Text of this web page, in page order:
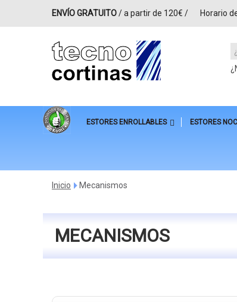
ENVÍO GRATUITO/ a partir de 120€ / Horario
ESTORES ENROLLABLES ESTORES
Inicio
>
Mecanismos
MECANISMOS